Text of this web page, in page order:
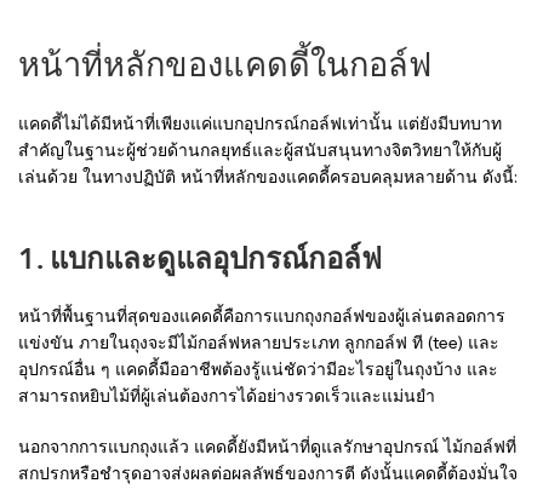
หน้าที่หลักของแคดดี้ในกอล์ฟ
แคดดี้ไม่ได้มีหน้าที่เพียงแค่แบกอุปกรณ์กอล์ฟเท่านั้น แต่ยังมีบทบาท
สำคัญในฐานะผู้ช่วยด้านกลยุทธ์และผู้สนับสนุนทางจิตวิทยาให้กับผู้
เล่นด้วย ในทางปฏิบัติ หน้าที่หลักของแคดดี้ครอบคลุมหลายด้าน ดังนี้:
1. แบกและดูแลอุปกรณ์กอล์ฟ
หน้าที่พื้นฐานที่สุดของแคดดี้คือการแบกถุงกอล์ฟของผู้เล่นตลอดการ
แข่งขัน ภายในถุงจะมีไม้กอล์ฟหลายประเภท ลูกกอล์ฟ ที (tee) และ
อุปกรณ์อื่น ๆ แคดดี้มืออาชีพต้องรู้แน่ชัดว่ามีอะไรอยู่ในถุงบ้าง และ
สามารถหยิบไม้ที่ผู้เล่นต้องการได้อย่างรวดเร็วและแม่นยำ
นอกจากการแบกถุงแล้ว แคดดี้ยังมีหน้าที่ดูแลรักษาอุปกรณ์ ไม้กอล์ฟที่
สกปรกหรือชำรุดอาจส่งผลต่อผลลัพธ์ของการตี ดังนั้นแคดดี้ต้องมั่นใจ